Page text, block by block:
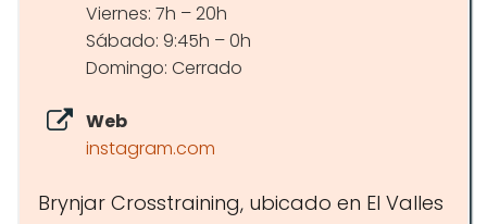
Viernes: 7h – 20h
Sábado: 9:45h – 0h
Domingo: Cerrado
Web
instagram.com
Brynjar Crosstraining, ubicado en El Valles